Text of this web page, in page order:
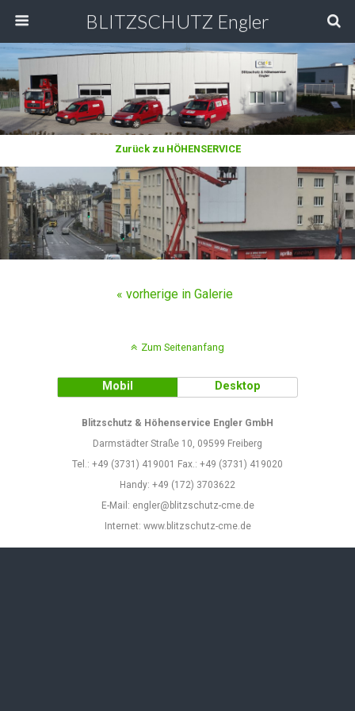
BLITZSCHUTZ Engler
Zurück zu HÖHENSERVICE
« vorherige in Galerie
Zum Seitenanfang
Mobil Desktop
Blitzschutz & Höhenservice Engler GmbH
Darmstädter Straße 10, 09599 Freiberg
Tel.: +49 (3731) 419001 Fax.: +49 (3731) 419020
Handy: +49 (172) 3703622
E-Mail: engler@blitzschutz-cme.de
Internet: www.blitzschutz-cme.de